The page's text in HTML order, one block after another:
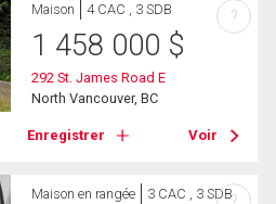
Maison 4 CAC , 3 SDB
1 458 000 $
292 St. James Road E
North Vancouver, BC
Enregistrer Voir
?
Maison en rangée 3 CAC , 3 SDB